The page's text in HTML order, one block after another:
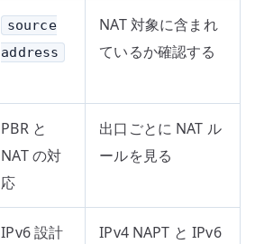
source
address
NAT 対象に含まれ
ているか確認する
PBR と
NAT の対
応
出口ごとに NAT ル
ールを見る
IPv6 設計
IPv4 NAPT と IPv6